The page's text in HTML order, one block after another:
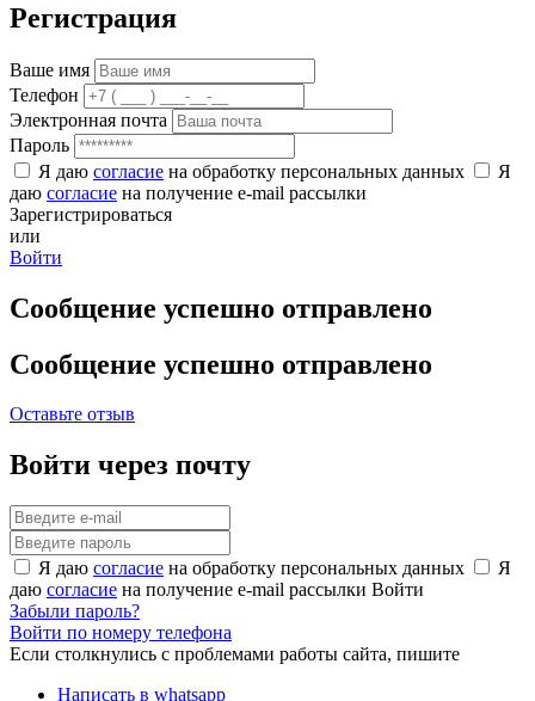
Регистрация
Ваше имя
Телефон
Электронная почта
Пароль
Я даю согласие на обработку персональных данных
Я
даю согласие на получение e-mail рассылки
Зарегистрироваться
или
Войти
Сообщение успешно отправлено
Сообщение успешно отправлено
Оставьте отзыв
Войти через почту
Я даю согласие на обработку персональных данных
Я
даю согласие на получение e-mail рассылки Войти
Забыли пароль?
Войти по номеру телефона
Если столкнулись с проблемами работы сайта, пишите
Написать в whatsapp